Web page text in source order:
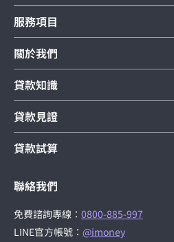
服務項目
關於我們
貸款知識
貸款見證
貸款試算
聯絡我們
免費諮詢專線： 0800-885-997
LINE官方帳號： @imoney